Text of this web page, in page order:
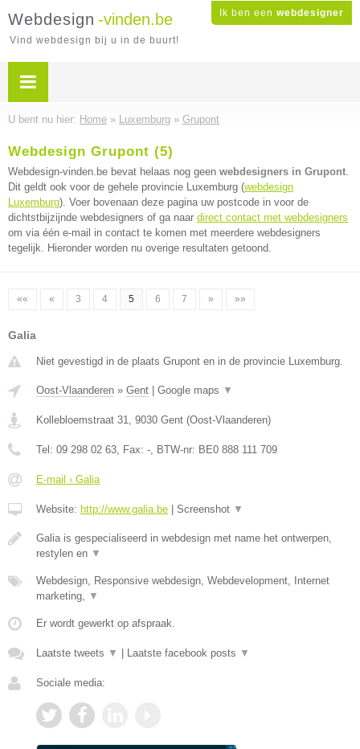
Ik ben een webdesigner
Webdesign -vinden.be
Vind webdesign bij u in de buurt!
U bent nu hier: Home » Luxemburg » Grupont
Webdesign Grupont (5)
Webdesign-vinden.be bevat helaas nog geen webdesigners in Grupont.
Dit geldt ook voor de gehele provincie Luxemburg (webdesign
Luxemburg). Voer bovenaan deze pagina uw postcode in voor de
dichtstbijzijnde webdesigners of ga naar direct contact met webdesigners
om via één e-mail in contact te komen met meerdere webdesigners
tegelijk. Hieronder worden nu overige resultaten getoond.
«« « 3 4 5 6 7 » »»
Galia
Niet gevestigd in de plaats Grupont en in de provincie Luxemburg.
Oost-Vlaanderen » Gent Google maps ▼
Kollebloemstraat 31, 9030 Gent (Oost-Vlaanderen)
Tel: 09 298 02 63, Fax: -, BTW-nr: BE0 888 111 709
E-mail › Galia
Website: http://www.galia.be Screenshot ▼
Galia is gespecialiseerd in webdesign met name het ontwerpen,
restylen en ▼
Webdesign, Responsive webdesign, Webdevelopment, Internet
marketing, ▼
Er wordt gewerkt op afspraak.
Laatste tweets ▼ Laatste facebook posts ▼
Sociale media: